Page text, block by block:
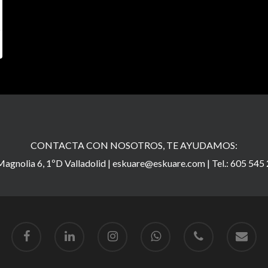
CONTACTA CON NOSOTROS, TE AYUDAMOS:
6, 1ºD Valladolid | eskuare@eskuare.com | Tel.: 605 545